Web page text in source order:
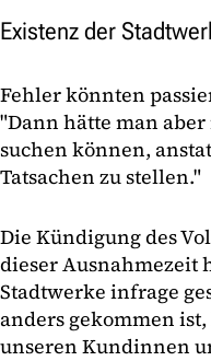
Existenz der
Fehler könnten
"Dann hätte man
suchen können,
Tatsachen zu stellen."
Die Kündigung des
dieser Ausnahmezeit
Stadtwerke infrage
anders gekommen
unseren Kundinnen